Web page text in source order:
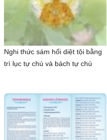
Nghi thức sám hối diệt tội bằng
trì lục tự chú và bách tự chú